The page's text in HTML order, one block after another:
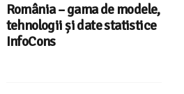
România – gama de modele,
tehnologii și date statistice
InfoCons